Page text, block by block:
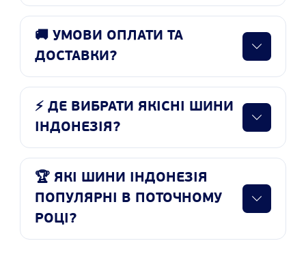
🚚 УМОВИ ОПЛАТИ ТА
ДОСТАВКИ?
⚡ ДЕ ВИБРАТИ ЯКІСНІ ШИНИ
ІНДОНЕЗІЯ?
🏆 ЯКІ ШИНИ ІНДОНЕЗІЯ
ПОПУЛЯРНІ В ПОТОЧНОМУ
РОЦІ?